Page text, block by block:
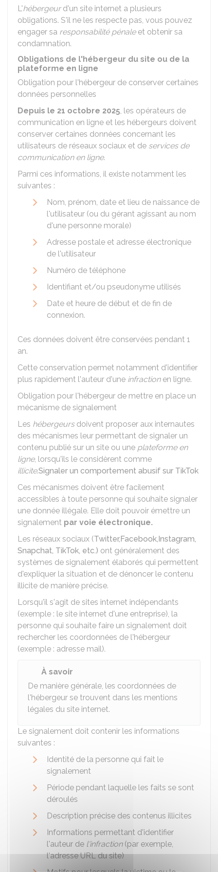
L'hébergeurd'un site internet a plusieurs
obligations. S'il ne les respecte pas, vous pouvez
engager sa responsabilité pénaleet obtenir sa
condamnation.
Obligations de l'hébergeur du site ou de la
plateforme en ligne
Obligation pour l'hébergeur de conserver certaines
données personnelles
Depuis le 21 octobre 2025, les opérateurs de
communication en ligne et les hébergeurs doivent
conserver certaines données concernant les
utilisateurs de réseaux sociaux et de services de
communication en ligne.
Parmi ces informations, il existe notamment les
suivantes :
Nom, prénom, date et lieu de naissance de
l'utilisateur (ou du gérant agissant au nom
d'une personne morale)
Adresse postale et adresse électronique
de l'utilisateur
Numéro de téléphone
Identifiant et/ou pseudonyme utilisés
Date et heure de début et de fin de
connexion.
Ces données doivent être conservées pendant 1
an.
Cette conservation permet notamment d'identifier
plus rapidement l'auteur d'une infractionen ligne.
Obligation pour l'hébergeur de mettre en place un
mécanisme de signalement
Les hébergeursdoivent proposer aux internautes
des mécanismes leur permettant de signaler un
contenu publié sur un site ou une plateforme en
ligne, lorsqu'ils le considèrent comme
illicite.Signaler un comportement abusif sur TikTok
Ces mécanismes doivent être facilement
accessibles à toute personne qui souhaite signaler
une donnée illégale. Elle doit pouvoir émettre un
signalement par voie électronique.
Les réseaux sociaux (Twitter,Facebook,Instagram,
Snapchat, TikTok, etc.) ont généralement des
systèmes de signalement élaborés qui permettent
d'expliquer la situation et de dénoncer le contenu
illicite de manière précise.
Lorsqu'il s'agit de sites internet indépendants
(exemple : le site internet d'une entreprise), la
personne qui souhaite faire un signalement doit
rechercher les coordonnées de l'hébergeur
(exemple : adresse mail).
À savoir
De manière générale, les coordonnées de
l'hébergeur se trouvent dans les mentions
légales du site internet.
Le signalement doit contenir les informations
suivantes :
Identité de la personne qui fait le
signalement
Période pendant laquelle les faits se sont
déroulés
Description précise des contenus illicites
Informations permettant d'identifier
l'auteur de l'infraction(par exemple,
l'adresse URL du site)